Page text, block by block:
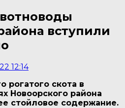
вступили
12:14
рогатого скота в
Новоорского района
стойловое содержание.